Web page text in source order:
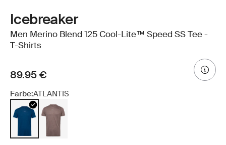
Icebreaker
Men Merino Blend 125 Cool-Lite™ Speed SS Tee -
T-Shirts
89.95 €
Farbe:ATLANTIS